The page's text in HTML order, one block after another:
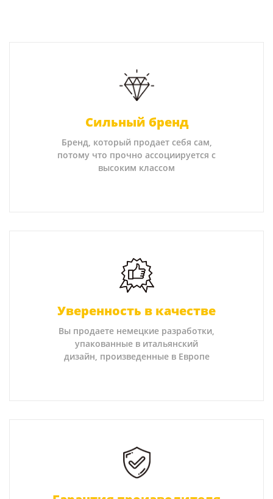
Сильный бренд
Бренд, который продает себя сам,
потому что прочно ассоциируется с
высоким классом
Уверенность в качестве
Вы продаете немецкие разработки,
упакованные в итальянский
дизайн, произведенные в Европе